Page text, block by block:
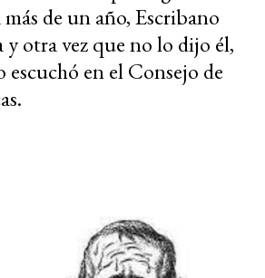
de un año, Escribano
y otra vez que no lo dijo él,
escuchó en el Consejo de